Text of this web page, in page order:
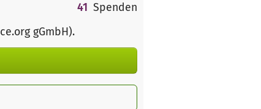
41 Spenden
gGmbH).